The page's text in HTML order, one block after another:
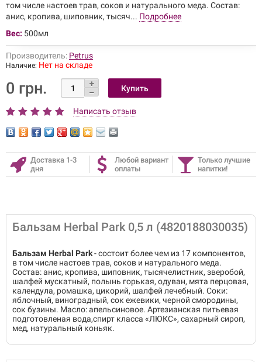
том числе настоев трав, соков и натурального меда. Состав:
анис, кропива, шиповник, тысяч... Подробнее
Вес: 500мл
Производитель: Petrus
Наличие: Нет на складе
0 грн.
Написать отзыв
Доставка 1-3
дня
Любой вариант
оплаты
Только лучшие
напитки!
Бальзам Herbal Park 0,5 л (4820188030035)
Бальзам Herbal Park- состоит более чем из 17 компонентов,
в том числе настоев трав, соков и натурального меда.
Состав: анис, кропива, шиповник, тысячелистник, зверобой,
шалфей мускатный, полынь горькая, одуван, мята перцовая,
календула, ромашка, цикорий, шалфей лечебный. Соки:
яблочный, виноградный, сок ежевики, черной смородины,
сок бузины. Масло: апельсиновое. Артезианская питьевая
подготовленая вода,спирт класса «ЛЮКС», сахарный сироп,
мед, натуральный коньяк.